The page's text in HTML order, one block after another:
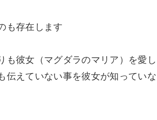
も存在します
も彼女（マグダラのマリア）を愛し
伝えていない事を彼女が知っていな